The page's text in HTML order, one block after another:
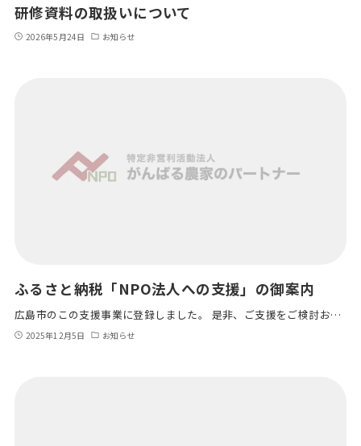
研修資料の取扱いについて
2026年5月24日 お知らせ
ふるさと納税「NPO法人への支援」の御案内
広島市のこの支援事業に登録しました。 是非、ご支援をご検討お…
2025年12月5日 お知らせ